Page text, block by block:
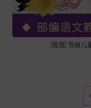
[现货] 写给儿